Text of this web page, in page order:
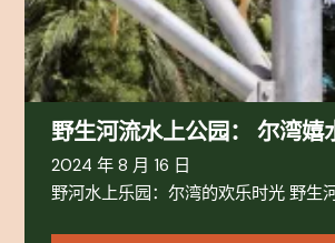
野生河流水上公园： 尔湾嬉
2024 年 8 月 16 日
野河水上乐园：尔湾的欢乐时光 野生